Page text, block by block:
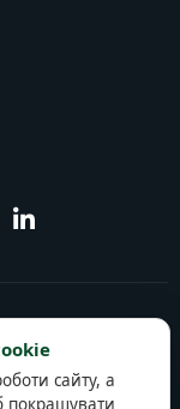
сайту, а
покращувати